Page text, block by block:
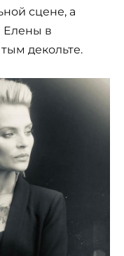
сцене, а
Елены в
декольте.